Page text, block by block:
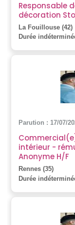
Responsable
décoration
La Fouillouse (42)
Durée
Parution : 17/07/
intérieur -
Anonyme H/F
Rennes (35)
Durée